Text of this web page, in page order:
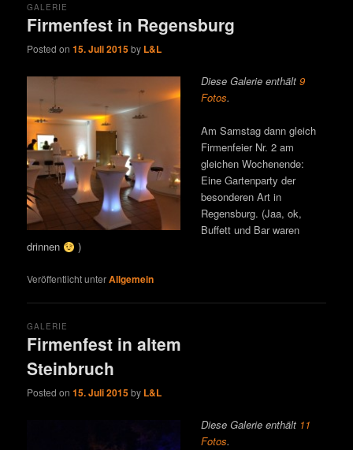
Firmenfest in Regensburg
GALERIE
Posted on15. Juli 2015by L&L
Diese Galerie enthält9
Fotos.
Am Samstag dann gleich
Firmenfeier Nr. 2 am
gleichen Wochenende:
Eine Gartenparty der
besonderen Art in
Regensburg. (Jaa, ok,
Buffett und Bar waren
drinnen
)
Veröffentlicht unterAllgemein
Firmenfest in altem
Steinbruch
GALERIE
Posted on15. Juli 2015by L&L
Diese Galerie enthält 11
Fotos.